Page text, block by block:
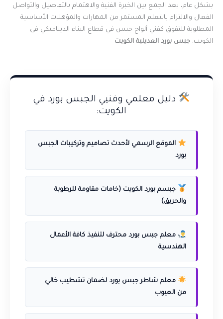
بشكل عام، يعد الجمع بين الخبرة الفنية والاهتمام بالتفاصيل والتواصل
الفعال والالتزام بالتعلم المستمر من المهارات والمؤهلات الأساسية
المطلوبة للتفوق كفني ألواح جبس في قطاع البناء الديناميكي في
الكويت. جبس بورد العديلية الكويت
دليل معلمي وفنيي الجبس بورد في
الكويت:
الموقع الرسمي لأحدث تصاميم وتركيبات الجبس
بورد
جبسم بورد الكويت (خامات مقاومة للرطوبة
والحريق)
معلم جبس بورد محترف لتنفيذ كافة الأعمال
الهندسية
معلم شاطر جبس بورد لضمان تشطيب خالي
من العيوب